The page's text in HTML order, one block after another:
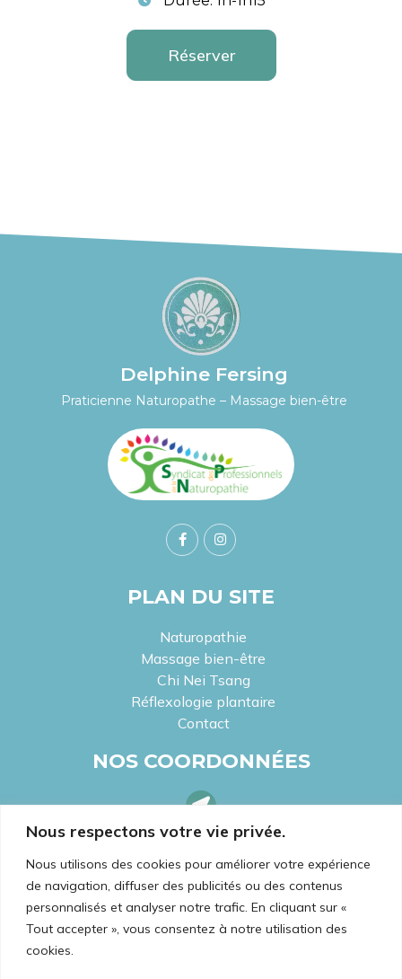
Nous respectons votre vie privée.
Nous utilisons des cookies pour améliorer votre expérience
de navigation, diffuser des publicités ou des contenus
personnalisés et analyser notre trafic. En cliquant sur «
Tout accepter », vous consentez à notre utilisation des
cookies.
Réserver
Delphine Fersing
Praticienne Naturopathe – Massage bien-être
PLAN DU SITE
Naturopathie
Massage bien-être
Chi Nei Tsang
Réflexologie plantaire
Contact
NOS COORDONNÉES
LOCALISEZ-NOUS
LOCALISEZ-NOUS
19 Rue de la Poste, 57400 Sarrebourg,